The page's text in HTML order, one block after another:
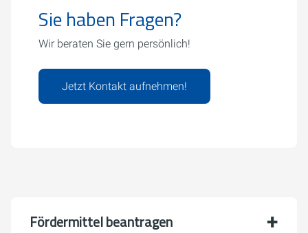
Sie haben Fragen?
Wir beraten Sie gern persönlich!
Jetzt Kontakt aufnehmen!
Fördermittel beantragen